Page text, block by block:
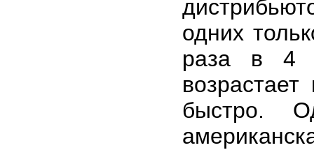
одних
раза в 4
быстро.